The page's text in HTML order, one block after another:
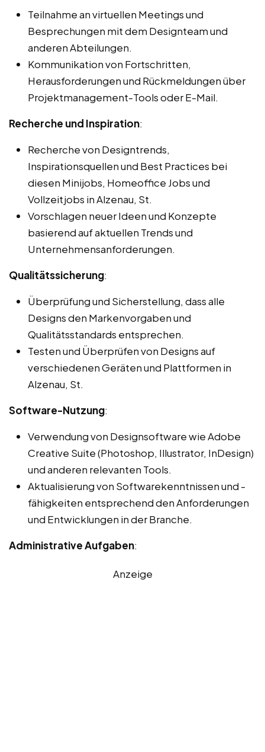
Teilnahme an virtuellen Meetings und
Besprechungen mit dem Designteam und
anderen Abteilungen.
Kommunikation von Fortschritten,
Herausforderungen und Rückmeldungen über
Projektmanagement-Tools oder E-Mail.
Recherche und Inspiration:
Recherche von Designtrends,
Inspirationsquellen und Best Practices bei
diesen Minijobs, Homeoffice Jobs und
Vollzeitjobs in Alzenau, St.
Vorschlagen neuer Ideen und Konzepte
basierend auf aktuellen Trends und
Unternehmensanforderungen.
Qualitätssicherung:
Überprüfung und Sicherstellung, dass alle
Designs den Markenvorgaben und
Qualitätsstandards entsprechen.
Testen und Überprüfen von Designs auf
verschiedenen Geräten und Plattformen in
Alzenau, St.
Software-Nutzung:
Verwendung von Designsoftware wie Adobe
Creative Suite (Photoshop, Illustrator, InDesign)
und anderen relevanten Tools.
Aktualisierung von Softwarekenntnissen und -
fähigkeiten entsprechend den Anforderungen
und Entwicklungen in der Branche.
Administrative Aufgaben:
Anzeige